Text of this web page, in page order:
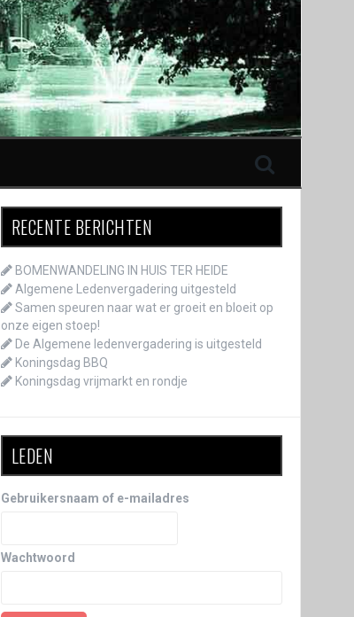
RECENTE BERICHTEN
BOMENWANDELING IN HUIS TER HEIDE
Algemene Ledenvergadering uitgesteld
Samen speuren naar wat er groeit en bloeit op
onze eigen stoep!
De Algemene ledenvergadering is uitgesteld
Koningsdag BBQ
Koningsdag vrijmarkt en rondje
LEDEN
Gebruikersnaam of e-mailadres
Wachtwoord